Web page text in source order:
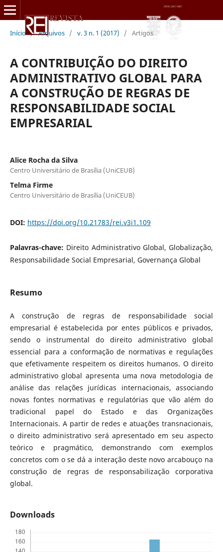
Início / Arquivos / v. 3 n. 1 (2017) / Artigos
A CONTRIBUIÇÃO DO DIREITO
ADMINISTRATIVO GLOBAL PARA
A CONSTRUÇÃO DE REGRAS DE
RESPONSABILIDADE SOCIAL
EMPRESARIAL
Alice Rocha da Silva
Centro Universitário de Brasília (UniCEUB)
Telma Firme
Centro Universitário de Brasília (UniCEUB)
DOI: https://doi.org/10.21783/rei.v3i1.109
Palavras-chave: Direito Administrativo Global, Globalização,
Responsabilidade Social Empresarial, Governança Global
Resumo
A construção de regras de responsabilidade social
empresarial é estabelecida por entes públicos e privados,
sendo o instrumental do direito administrativo global
essencial para a conformação de normativas e regulações
que efetivamente respeitem os direitos humanos. O direito
administrativo global apresenta uma nova metodologia de
análise das relações jurídicas internacionais, associando
novas fontes normativas e regulatórias que vão além do
tradicional papel do Estado e das Organizações
Internacionais. A partir de redes e atuações transnacionais,
o direito administrativo será apresentado em seu aspecto
teórico e pragmático, demonstrando com exemplos
concretos com o se dá a interação deste novo arcabouço na
construção de regras de responsabilização corporativa
global.
Downloads